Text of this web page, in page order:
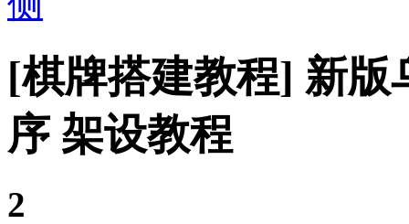
[棋牌搭建教程] 新版
序 架设教程
2